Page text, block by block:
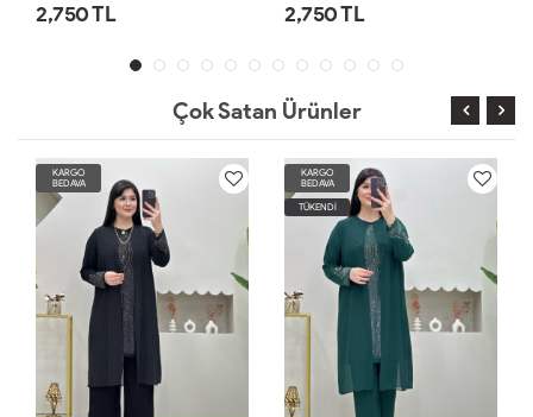
2,750 TL 2,750 TL
Çok Satan Ürünler
BEDAVA
TÜKENDİ
KARGO
BEDAVA